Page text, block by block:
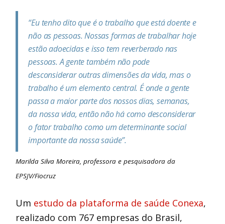
“Eu tenho dito que é o trabalho que está doente e
não as pessoas. Nossas formas de trabalhar hoje
estão adoecidas e isso tem reverberado nas
pessoas. A gente também não pode
desconsiderar outras dimensões da vida, mas o
trabalho é um elemento central. É onde a gente
passa a maior parte dos nossos dias, semanas,
da nossa vida, então não há como desconsiderar
o fator trabalho como um determinante social
importante da nossa saúde”.
Marilda Silva Moreira, professora e pesquisadora da
EPSJV/Fiocruz
Um estudo da plataforma de saúde Conexa,
realizado com 767 empresas do Brasil,